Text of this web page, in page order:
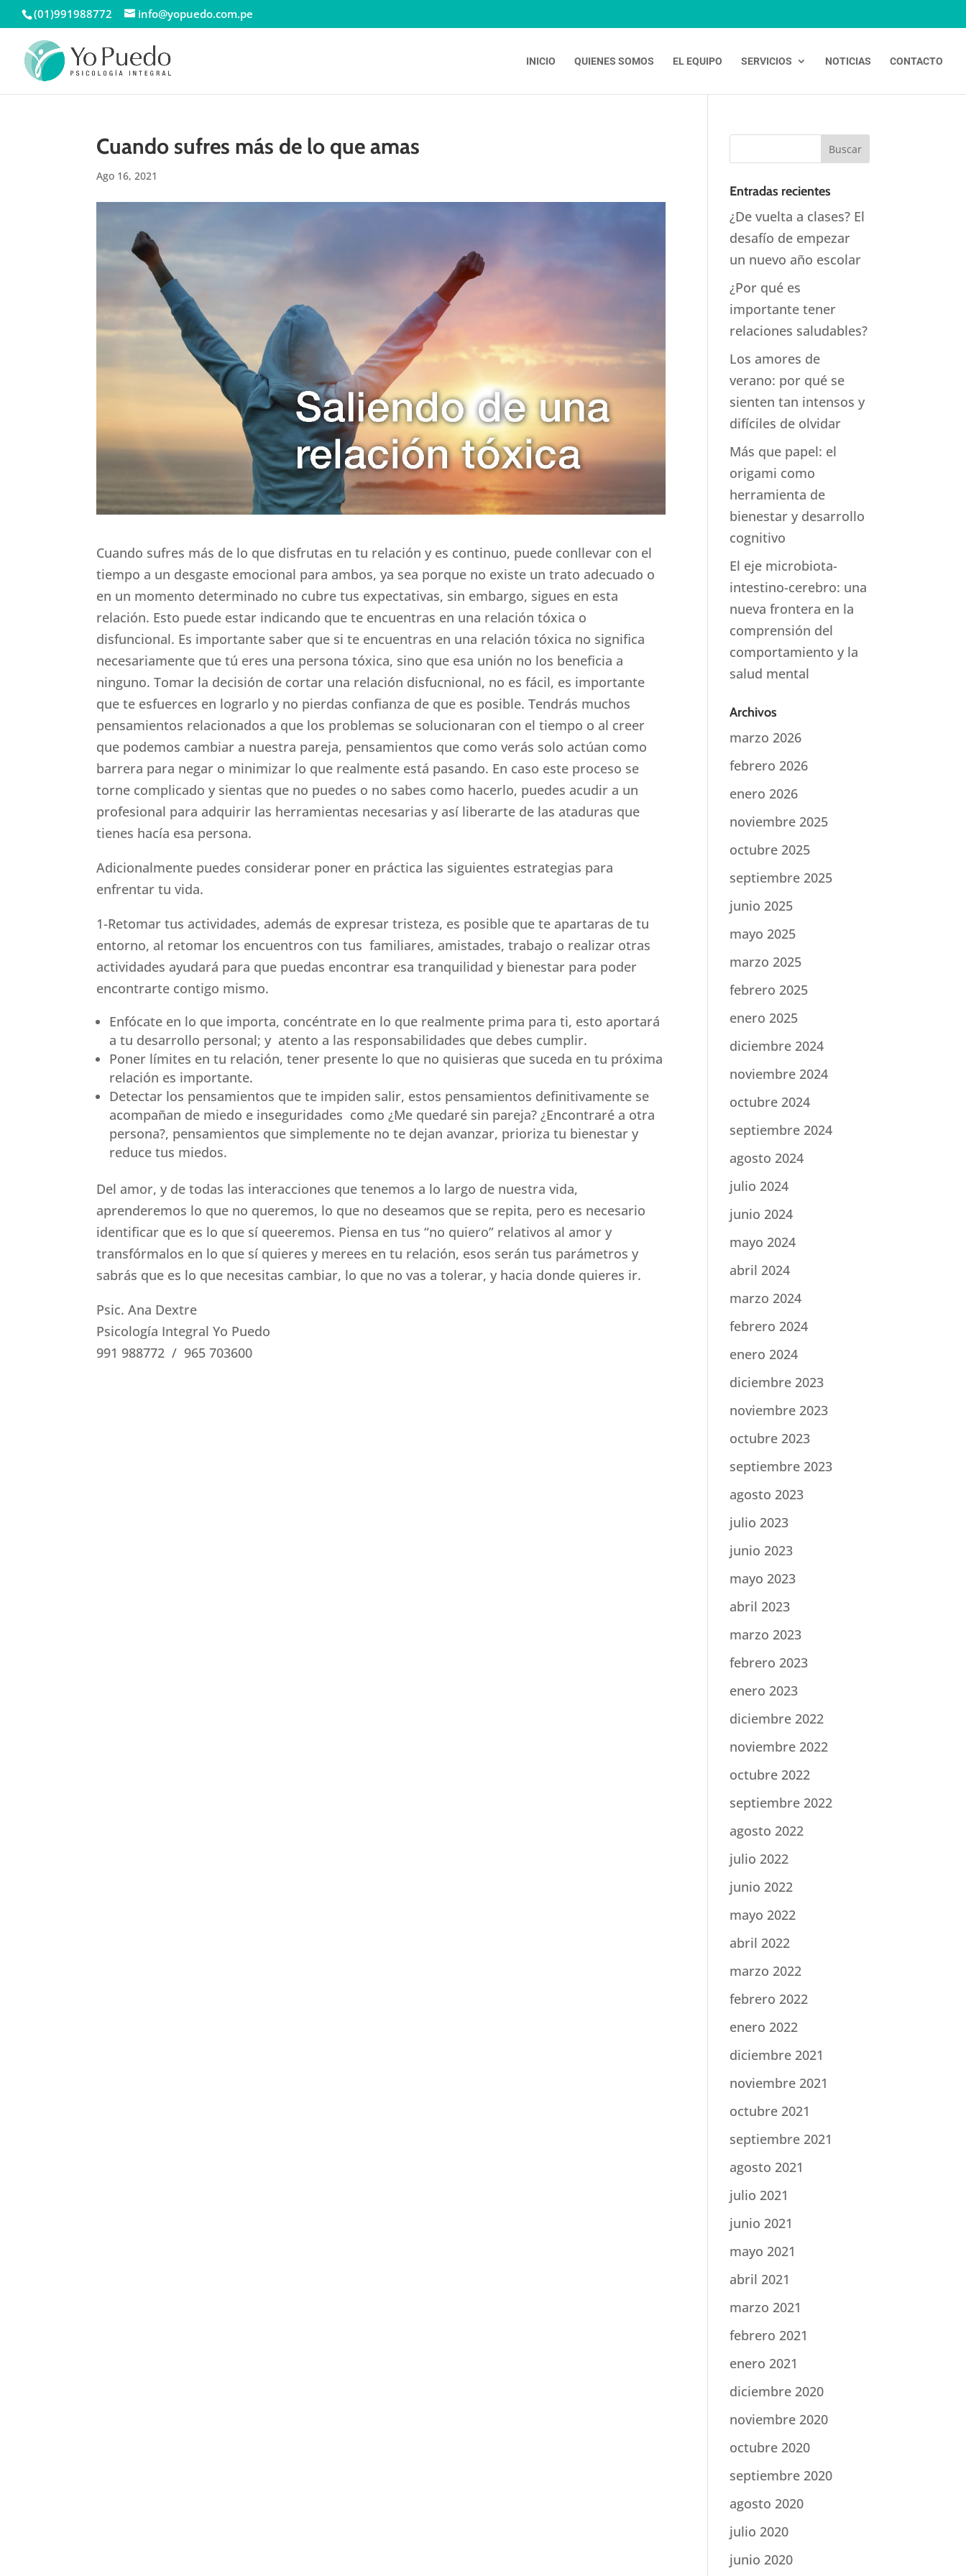
(01)991988772 info@yopuedo.com.pe
INICIO QUIENES SOMOS EL EQUIPO SERVICIOS NOTICIAS CONTACTO
Cuando sufres más de lo que amas
Ago 16, 2021
Cuando sufres más de lo que disfrutas en tu relación y es continuo, puede conllevar con el
tiempo a un desgaste emocional para ambos, ya sea porque no existe un trato adecuado o
en un momento determinado no cubre tus expectativas, sin embargo, sigues en esta
relación. Esto puede estar indicando que te encuentras en una relación tóxica o
disfuncional. Es importante saber que si te encuentras en una relación tóxica no significa
necesariamente que tú eres una persona tóxica, sino que esa unión no los beneficia a
ninguno. Tomar la decisión de cortar una relación disfucnional, no es fácil, es importante
que te esfuerces en lograrlo y no pierdas confianza de que es posible. Tendrás muchos
pensamientos relacionados a que los problemas se solucionaran con el tiempo o al creer
que podemos cambiar a nuestra pareja, pensamientos que como verás solo actúan como
barrera para negar o minimizar lo que realmente está pasando. En caso este proceso se
torne complicado y sientas que no puedes o no sabes como hacerlo, puedes acudir a un
profesional para adquirir las herramientas necesarias y así liberarte de las ataduras que
tienes hacía esa persona.
Adicionalmente puedes considerar poner en práctica las siguientes estrategias para
enfrentar tu vida.
1-Retomar tus actividades, además de expresar tristeza, es posible que te apartaras de tu
entorno, al retomar los encuentros con tus familiares, amistades, trabajo o realizar otras
actividades ayudará para que puedas encontrar esa tranquilidad y bienestar para poder
encontrarte contigo mismo.
Enfócate en lo que importa, concéntrate en lo que realmente prima para ti, esto aportará
a tu desarrollo personal; y atento a las responsabilidades que debes cumplir.
Poner límites en tu relación, tener presente lo que no quisieras que suceda en tu próxima
relación es importante.
Detectar los pensamientos que te impiden salir, estos pensamientos definitivamente se
acompañan de miedo e inseguridades como ¿Me quedaré sin pareja? ¿Encontraré a otra
persona?, pensamientos que simplemente no te dejan avanzar, prioriza tu bienestar y
reduce tus miedos.
Del amor, y de todas las interacciones que tenemos a lo largo de nuestra vida,
aprenderemos lo que no queremos, lo que no deseamos que se repita, pero es necesario
identificar que es lo que sí queeremos. Piensa en tus “no quiero” relativos al amor y
transfórmalos en lo que sí quieres y merees en tu relación, esos serán tus parámetros y
sabrás que es lo que necesitas cambiar, lo que no vas a tolerar, y hacia donde quieres ir.
Psic. Ana Dextre
Psicología Integral Yo Puedo
991 988772 / 965 703600
Entradas recientes
¿De vuelta a clases? El
desafío de empezar
un nuevo año escolar
¿Por qué es
importante tener
relaciones saludables?
Los amores de
verano: por qué se
sienten tan intensos y
difíciles de olvidar
Más que papel: el
origami como
herramienta de
bienestar y desarrollo
cognitivo
El eje microbiota-
intestino-cerebro: una
nueva frontera en la
comprensión del
comportamiento y la
salud mental
Archivos
marzo 2026
febrero 2026
enero 2026
noviembre 2025
octubre 2025
septiembre 2025
junio 2025
mayo 2025
marzo 2025
febrero 2025
enero 2025
diciembre 2024
noviembre 2024
octubre 2024
septiembre 2024
agosto 2024
julio 2024
junio 2024
mayo 2024
abril 2024
marzo 2024
febrero 2024
enero 2024
diciembre 2023
noviembre 2023
octubre 2023
septiembre 2023
agosto 2023
julio 2023
junio 2023
mayo 2023
abril 2023
marzo 2023
febrero 2023
enero 2023
diciembre 2022
noviembre 2022
octubre 2022
septiembre 2022
agosto 2022
julio 2022
junio 2022
mayo 2022
abril 2022
marzo 2022
febrero 2022
enero 2022
diciembre 2021
noviembre 2021
octubre 2021
septiembre 2021
agosto 2021
julio 2021
junio 2021
mayo 2021
abril 2021
marzo 2021
febrero 2021
enero 2021
diciembre 2020
noviembre 2020
octubre 2020
septiembre 2020
agosto 2020
julio 2020
junio 2020